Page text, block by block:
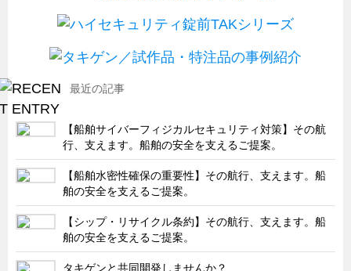
最近の記事
【船舶サイバーフィジカルセキュリティ対策】その航
行、支えます。船舶の安全を支えるご提案。
【船舶水密性確保の重要性】その航行、支えます。船
舶の安全を支えるご提案。
【シップ・リサイクル条約】その航行、支えます。船
舶の安全を支えるご提案。
タキゲンと共同開発しませんか？